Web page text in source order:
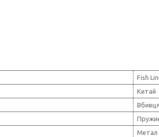
Fish
Китай
Метал